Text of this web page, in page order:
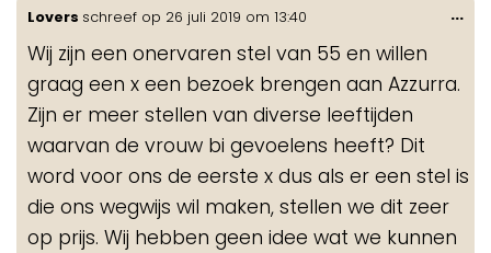
Lovers schreef op 26 juli 2019 om 13:40
Wij zijn een onervaren stel van 55 en willen
graag een x een bezoek brengen aan Azzurra.
Zijn er meer stellen van diverse leeftijden
waarvan de vrouw bi gevoelens heeft? Dit
word voor ons de eerste x dus als er een stel is
die ons wegwijs wil maken, stellen we dit zeer
op prijs. Wij hebben geen idee wat we kunnen
...